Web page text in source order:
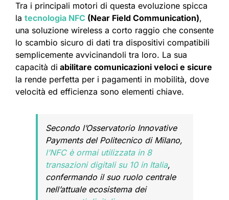
Tra i principali motori di questa evoluzione spicca
la tecnologia NFC (Near Field Communication),
una soluzione wireless a corto raggio che consente
lo scambio sicuro di dati tra dispositivi compatibili
semplicemente avvicinandoli tra loro. La sua
capacità di abilitare comunicazioni veloci e sicure
la rende perfetta per i pagamenti in mobilità, dove
velocità ed efficienza sono elementi chiave.
Secondo l’Osservatorio Innovative
Payments del Politecnico di Milano,
l’NFC è ormai utilizzata in 8
transazioni digitali su 10 in Italia,
confermando il suo ruolo centrale
nell’attuale ecosistema dei